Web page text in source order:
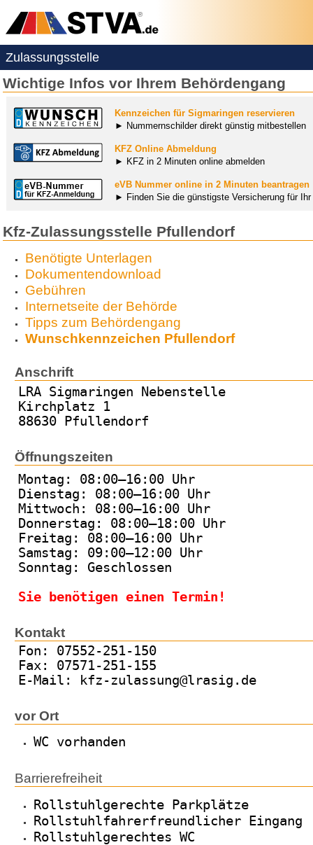
Zulassungsstelle
Wichtige Infos vor Ihrem Behördengang
Kennzeichen für Sigmaringen reservieren
► Nummernschilder direkt günstig mitbestellen
KFZ Online Abmeldung
► KFZ in 2 Minuten online abmelden
eVB Nummer online in 2 Minuten beantragen
► Finden Sie die günstigste Versicherung für
Kfz-Zulassungsstelle Pfullendorf
Benötigte Unterlagen
Dokumentendownload
Gebühren
Internetseite der Behörde
Tipps zum Behördengang
Wunschkennzeichen Pfullendorf
Anschrift
LRA Sigmaringen Nebenstelle
Kirchplatz 1
88630 Pfullendorf
Öffnungszeiten
Montag: 08:00–16:00 Uhr
Dienstag: 08:00–16:00 Uhr
Mittwoch: 08:00–16:00 Uhr
Donnerstag: 08:00–18:00 Uhr
Freitag: 08:00–16:00 Uhr
Samstag: 09:00–12:00 Uhr
Sonntag: Geschlossen
Sie benötigen einen Termin!
Kontakt
Fon: 07552-251-150
Fax: 07571-251-155
E-Mail: kfz-zulassung@lrasig.de
vor Ort
WC vorhanden
Barrierefreiheit
Rollstuhlgerechte Parkplätze
Rollstuhlfahrerfreundlicher Eingang
Rollstuhlgerechtes WC